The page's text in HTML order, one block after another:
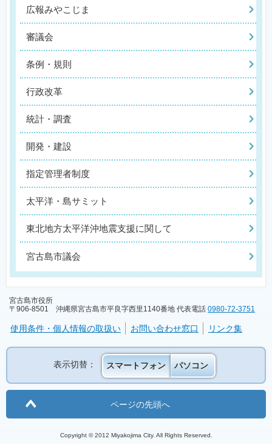
広報みやこじま
審議会
条例・規則
行政改革
統計・調査
開発・建設
指定管理者制度
太平洋・島サミット
東北地方太平洋沖地震支援に関して
宮古島市議会
宮古島市役所
〒906-8501 沖縄県宮古島市平良字西里1140番地 代表電話 0980-72-3751
使用条件・個人情報の取扱い お問い合わせ窓口 リンク集
表示切替： スマートフォン パソコン
ページの先頭へ
Copyright © 2012 Miyakojima City. All Rights Reserved.